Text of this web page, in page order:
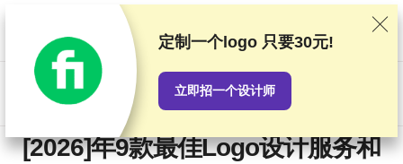
我们基于严格的测试和研究对服务提供商进行排名，同时也会考虑
用户反馈以及我们与提供商之间签订的商业协议。本页面包含联盟
链接。
广告披露
[2026]年9款最佳Logo设计服务和
定制一个logo 只要30元!
立即招一个设计师